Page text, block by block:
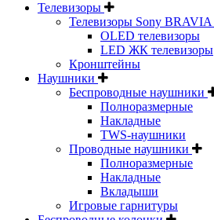
Телевизоры
Телевизоры Sony BRAVIA
OLED телевизоры
LED ЖК телевизоры
Кронштейны
Наушники
Беспроводные наушники
Полноразмерные
Накладные
TWS-наушники
Проводные наушники
Полноразмерные
Накладные
Вкладыши
Игровые гарнитуры